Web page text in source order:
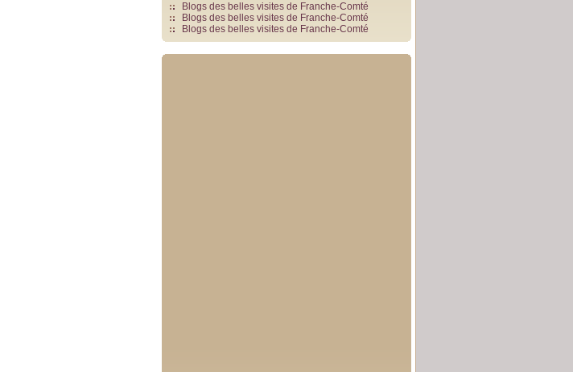
Blogs des belles visites de Franche-Comté
Blogs des belles visites de Franche-Comté
Blogs des belles visites de Franche-Comté